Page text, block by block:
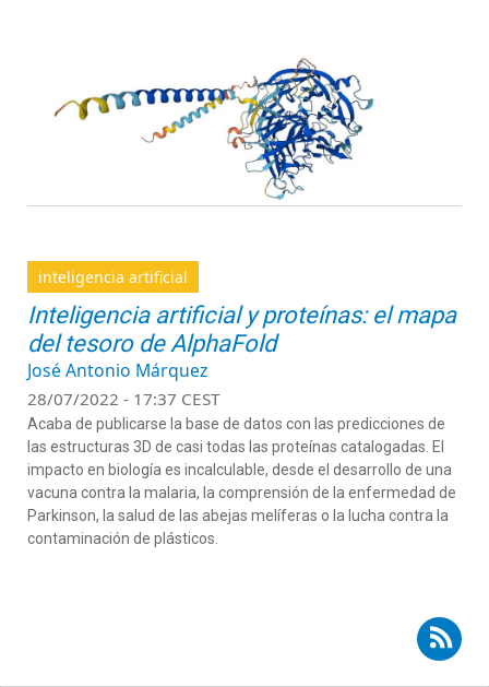
inteligencia artificial
Inteligencia artificial y proteínas: el mapa
del tesoro de AlphaFold
José Antonio Márquez
28/07/2022 - 17:37 CEST
Acaba de publicarse la base de datos con las predicciones de
las estructuras 3D de casi todas las proteínas catalogadas. El
impacto en biología es incalculable, desde el desarrollo de una
vacuna contra la malaria, la comprensión de la enfermedad de
Parkinson, la salud de las abejas melíferas o la lucha contra la
contaminación de plásticos.
Suscribirse a RSS - supercomputación